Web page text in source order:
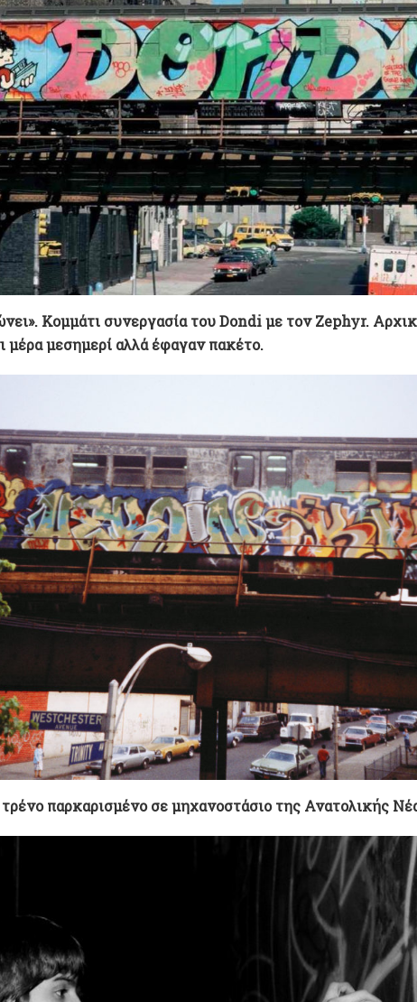
Κομμάτι συνεργασία του Dondi με τον Zephyr.
μέρα μεσημερί αλλά έφαγαν πακέτο.
παρκαρισμένο σε μηχανοστάσιο της Ανατολικής